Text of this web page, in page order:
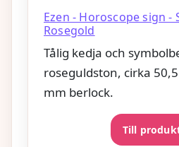
Ezen - Horoscope sign -
Rosegold
Tålig kedja och
roseguldston, cirka
mm berlock.
Till